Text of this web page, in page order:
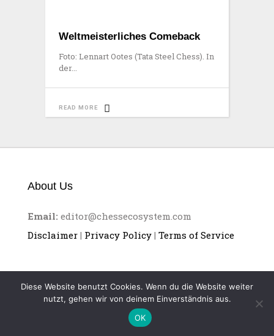
Weltmeisterliches Comeback
Foto: Lennart Ootes (Tata Steel Chess). In
der
READ MORE
About Us
Email: editor@chessecosystem.com
Disclaimer | Privacy Policy | Terms of Service
CHESS ECOSYSTEM
Diese Website benutzt Cookies. Wenn du die Website weiter
nutzt, gehen wir von deinem Einverständnis aus.
OK